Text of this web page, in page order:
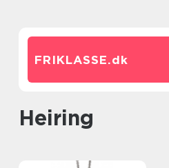
FRIKLASSE.dk
heiring